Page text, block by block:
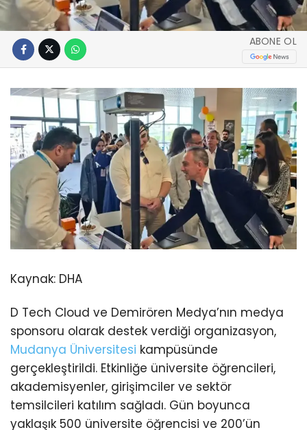
ABONE OL
Kaynak: DHA
D Tech Cloud ve Demirören Medya’nın medya
sponsoru olarak destek verdiği organizasyon,
Mudanya Üniversitesi kampüsünde
gerçekleştirildi. Etkinliğe üniversite öğrencileri,
akademisyenler, girişimciler ve sektör
temsilcileri katılım sağladı. Gün boyunca
yaklaşık 500 üniversite öğrencisi ve 200’ün